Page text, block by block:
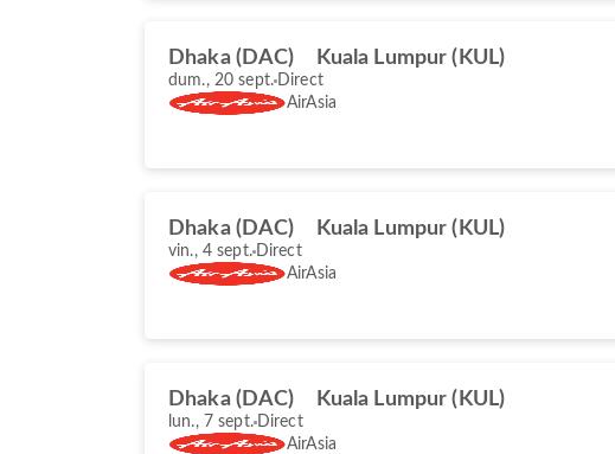
Dhaka (DAC) Kuala Lumpur (KUL)
dum., 20 sept. Direct
AirAsia
Dhaka (DAC) Kuala Lumpur (KUL)
vin., 4 sept. Direct
AirAsia
Dhaka (DAC) Kuala Lumpur (KUL)
lun., 7 sept. Direct
AirAsia